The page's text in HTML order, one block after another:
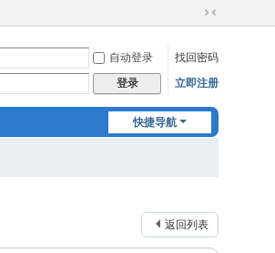
切
到
窄
自动登录
找回密码
登录 立即注册
快捷导航
返回列表